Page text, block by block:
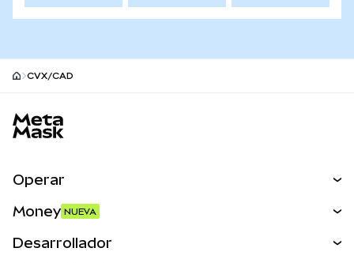
CVX/CAD
Operar
Money NUEVA
Desarrollador